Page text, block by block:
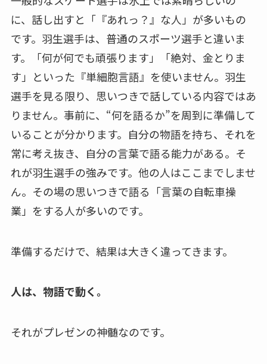
に、話し出すと「『あれっ？』な人」が多いもの
です。羽生選手は、普通のスポーツ選手と違いま
す。「何が何でも頑張ります」「絶対、金とりま
す」といった『単細胞言語』を使いません。羽生
選手を見る限り、思いつきで話している内容ではあ
りません。事前に、“何を語るか”を周到に準備して
いることが分かります。自分の物語を持ち、それを
常に考え抜き、自分の言葉で語る能力がある。そ
れが羽生選手の強みです。他の人はここまでしませ
ん。その場の思いつきで語る「言葉の自転車操
業」をする人が多いのです。
準備するだけで、結果は大きく違ってきます。
人は、物語で動く。
それがプレゼンの神髄なのです。